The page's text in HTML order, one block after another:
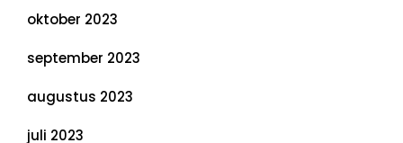
oktober 2023
september 2023
augustus 2023
juli 2023